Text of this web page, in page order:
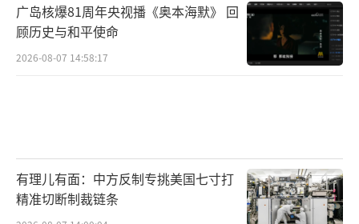
广岛核爆81周年央视播《奥本海默》 回
顾历史与和平使命
2026-08-07 14:58:17
有理儿有面：中方反制专挑美国七寸打
精准切断制裁链条